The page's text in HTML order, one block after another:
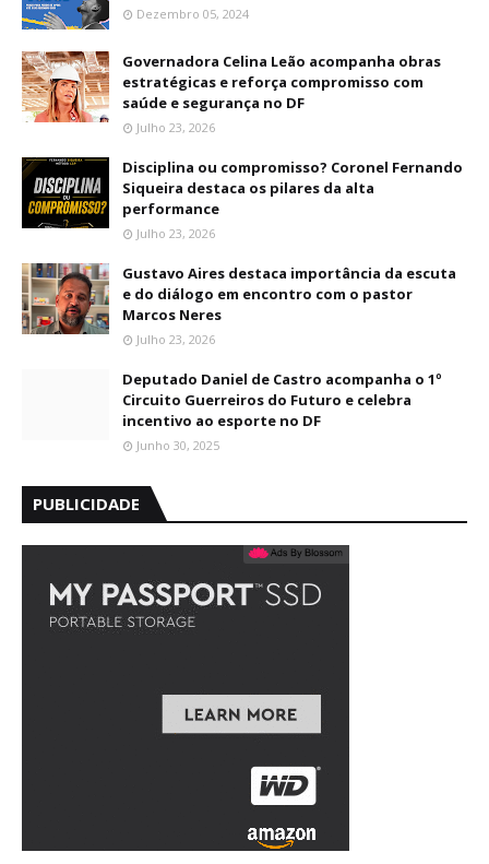
Dezembro 05, 2024
Governadora Celina Leão acompanha obras
estratégicas e reforça compromisso com
saúde e segurança no DF
Julho 23, 2026
Disciplina ou compromisso? Coronel Fernando
Siqueira destaca os pilares da alta
performance
Julho 23, 2026
Gustavo Aires destaca importância da escuta
e do diálogo em encontro com o pastor
Marcos Neres
Julho 23, 2026
Deputado Daniel de Castro acompanha o 1º
Circuito Guerreiros do Futuro e celebra
incentivo ao esporte no DF
Junho 30, 2025
PUBLICIDADE